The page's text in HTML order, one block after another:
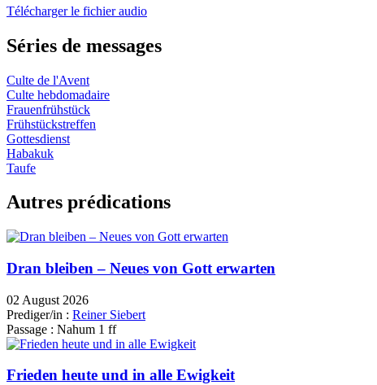
Télécharger le fichier audio
Séries de messages
Culte de l'Avent
Culte hebdomadaire
Frauenfrühstück
Frühstückstreffen
Gottesdienst
Habakuk
Taufe
Autres prédications
Dran bleiben – Neues von Gott erwarten
02 August 2026
Prediger/in : Reiner Siebert
Passage : Nahum 1 ff
Frieden heute und in alle Ewigkeit